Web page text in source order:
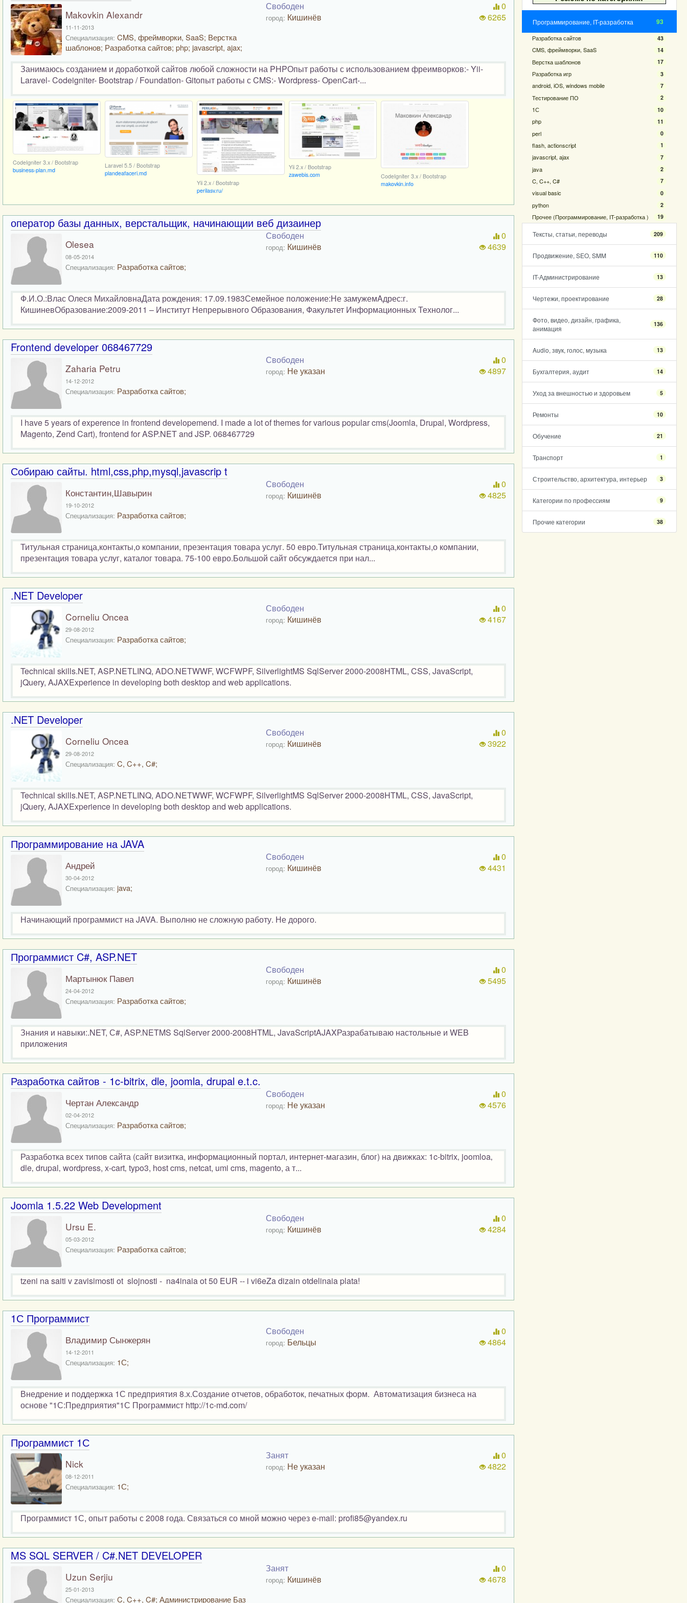
Программирование, IT-разработка 93
Разработка сайтов 43
CMS, фреймворки, SaaS 14
Верстка шаблонов 17
Разработка игр 3
android, iOS, windows mobile 7
Тестирование ПО 2
1С 10
php 11
perl 0
flash, actionscript 1
javascript, ajax 7
java 2
C, C++, C# 7
visual basic 0
python 2
Прочее (Программирование, IT-разработка ) 19
Тексты, статьи, переводы 209
Продвижение, SEO, SMM 110
IT-Администрирование 13
Чертежи, проектирование 28
Фото, видео, дизайн, графика,
анимация
136
Audio, звук, голос, музыка 13
Бухгалтерия, аудит 14
Уход за внешностью и здоровьем 5
Ремонты 10
Обучение 21
Транспорт 1
Строительство, архитектура, интерьер 3
Категории по профессиям 9
Прочие категории 38
Makovkin Alexandr
11-11-2013
Специализация: CMS, фреймворки, SaaS; Верстка
шаблонов; Разработка сайтов; php; javascript, ajax;
Свободен
город: Кишинёв
0
6265
Занимаюсь созданием и доработкой сайтов любой сложности на PHPОпыт работы с использованием фреимворков:- Yii-
Laravel- Codeigniter- Bootstrap / Foundation- Gitопыт работы с CMS:- Wordpress- OpenCart-...
CodeIgniter 3.x / Bootstrap
business-plan.md
Laravel 5.5 / Bootstrap
plandeafaceri.md
Yii 2.x / Bootstrap
perilasv.ru/
Yii 2.x / Bootstrap
zawebis.com
CodeIgniter 3.x / Bootstrap
makovkin.info
оператор базы данных, верстальщик, начинающии веб дизаинер
Olesea
08-05-2014
Специализация: Разработка сайтов;
Свободен
город: Кишинёв
0
4639
Ф.И.О.:Влас Олеся МихайловнаДата рождения: 17.09.1983Семейное положение:Не замужемAдрес:г.
КишиневОбразование:2009-2011 – Институт Непрерывного Образования, Факультет Информационных Технолог...
Frontend developer 068467729
Zaharia Petru
14-12-2012
Специализация: Разработка сайтов;
Свободен
город: Не указан
0
4897
I have 5 years of experence in frontend developemend. I made a lot of themes for various popular cms(Joomla, Drupal, Wordpress,
Magento, Zend Cart), frontend for ASP.NET and JSP. 068467729
Собираю сайты. html,css,php,mysql,javascrip t
Константин,Шавырин
19-10-2012
Специализация: Разработка сайтов;
Свободен
город: Кишинёв
0
4825
Титульная страница,контакты,о компании, презентация товара услуг. 50 евро.Титульная страница,контакты,о компании,
презентация товара услуг, каталог товара. 75-100 евро.Большой сайт обсуждается при нал...
.NET Developer
Corneliu Oncea
29-08-2012
Специализация: Разработка сайтов;
Свободен
город: Кишинёв
0
4167
Technical skills.NET, ASP.NETLINQ, ADO.NETWWF, WCFWPF, SilverlightMS SqlServer 2000-2008HTML, CSS, JavaScript,
jQuery, AJAXExperience in developing both desktop and web applications.
.NET Developer
Corneliu Oncea
29-08-2012
Специализация: C, C++, C#;
Свободен
город: Кишинёв
0
3922
Technical skills.NET, ASP.NETLINQ, ADO.NETWWF, WCFWPF, SilverlightMS SqlServer 2000-2008HTML, CSS, JavaScript,
jQuery, AJAXExperience in developing both desktop and web applications.
Программирование на JAVA
Андрей
30-04-2012
Специализация: java;
Свободен
город: Кишинёв
0
4431
Начинающий программист на JAVA. Выполню не сложную работу. Не дорого.
Программист C#, ASP.NET
Мартынюк Павел
24-04-2012
Специализация: Разработка сайтов;
Свободен
город: Кишинёв
0
5495
Знания и навыки:.NET, С#, ASP.NETMS SqlServer 2000-2008HTML, JavaScriptAJAXРазрабатываю настольные и WEB
приложения
Разработка сайтов - 1c-bitrix, dle, joomla, drupal e.t.c.
Чертан Александр
02-04-2012
Специализация: Разработка сайтов;
Свободен
город: Не указан
0
4576
Разработка всех типов сайта (сайт визитка, информационный портал, интернет-магазин, блог) на движках: 1c-bitrix‚ joomloa‚
dle‚ drupal‚ wordpress, x-cart‚ typo3, host cms, netcat, umi cms, magento, а т...
Joomla 1.5.22 Web Development
Ursu E.
05-03-2012
Специализация: Разработка сайтов;
Свободен
город: Кишинёв
0
4284
tzeni na saiti v zavisimosti ot slojnosti - na4inaia ot 50 EUR -- i vi6eZa dizain otdelinaia plata!
1С Программист
Владимир Сынжерян
14-12-2011
Специализация: 1С;
Свободен
город: Бельцы
0
4864
Внедрение и поддержка 1С предприятия 8.х.Создание отчетов, обработок, печатных форм. Автоматизация бизнеса на
основе "1С:Предприятия"1С Программист http://1c-md.com/
Программист 1С
Nick
08-12-2011
Специализация: 1С;
Занят
город: Не указан
0
4822
Программист 1С, опыт работы с 2008 года. Связаться со мной можно через e-mail: profi85@yandex.ru
MS SQL SERVER / C#.NET DEVELOPER
Uzun Serjiu
25-01-2013
Специализация: C, C++, C#; Администрирование Баз
Занят
город: Кишинёв
0
4678